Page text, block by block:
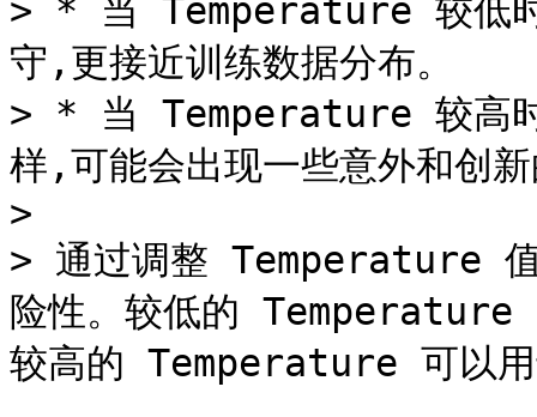
> * 当 Temperature 较低
守,更接近训练数据分布。
> * 当 Temperature 较高
样,可能会出现一些意外和创
>
> 通过调整 Temperature
险性。较低的 Temperature